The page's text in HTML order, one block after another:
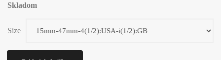
Skladom
Size